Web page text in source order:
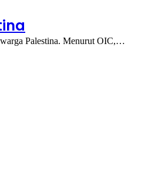
warga Palestina. Menurut OIC,…